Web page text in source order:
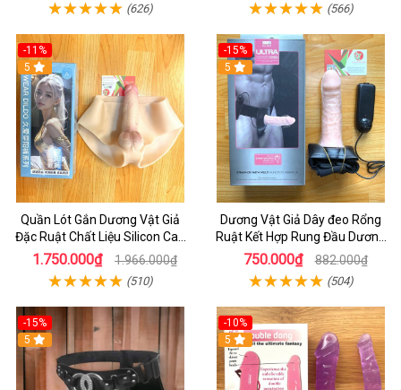
(626) (566)
-11%
5
Quần Lót Gắn Dương Vật Giả
Đặc Ruật Chất Liệu Silicon Cao
Cấp Siêu mềm - Dương vật Giả
dây Đeo
1.750.000₫ 1.966.000₫
(510)
-15%
5
Dương Vật Giả Dây đeo Rổng
Ruật Kết Hợp Rung Đầu Dương
Vật Cao Vấp - Dương vật Dây
Đeo HCm
750.000₫ 882.000₫
(504)
-15%
5
-10%
5